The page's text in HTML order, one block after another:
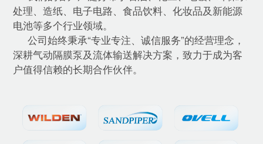
处理、造纸、电子电路、食品饮料、化妆品及新能源
电池等多个行业领域。
公司始终秉承“专业专注、诚信服务”的经营理念，
深耕气动隔膜泵及流体输送解决方案，致力于成为客
户值得信赖的长期合作伙伴。